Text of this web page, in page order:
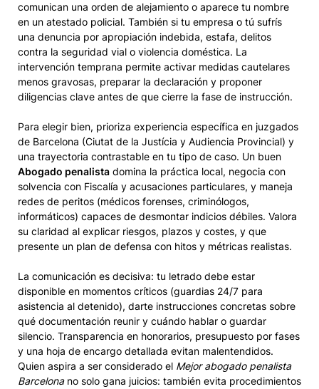
comunican una orden de alejamiento o aparece tu nombre
en un atestado policial. También si tu empresa o tú sufrís
una denuncia por apropiación indebida, estafa, delitos
contra la seguridad vial o violencia doméstica. La
intervención temprana permite activar medidas cautelares
menos gravosas, preparar la declaración y proponer
diligencias clave antes de que cierre la fase de instrucción.
Para elegir bien, prioriza experiencia específica en juzgados
de Barcelona (Ciutat de la Justícia y Audiencia Provincial) y
una trayectoria contrastable en tu tipo de caso. Un buen
Abogado penalista domina la práctica local, negocia con
solvencia con Fiscalía y acusaciones particulares, y maneja
redes de peritos (médicos forenses, criminólogos,
informáticos) capaces de desmontar indicios débiles. Valora
su claridad al explicar riesgos, plazos y costes, y que
presente un plan de defensa con hitos y métricas realistas.
La comunicación es decisiva: tu letrado debe estar
disponible en momentos críticos (guardias 24/7 para
asistencia al detenido), darte instrucciones concretas sobre
qué documentación reunir y cuándo hablar o guardar
silencio. Transparencia en honorarios, presupuesto por fases
y una hoja de encargo detallada evitan malentendidos.
Quien aspira a ser considerado el Mejor abogado penalista
Barcelonano solo gana juicios: también evita procedimientos